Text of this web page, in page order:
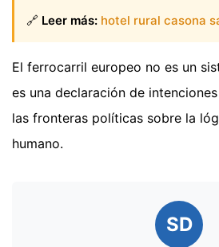
🔗 Leer más: hotel rural casona
El ferrocarril europeo no es un
es una declaración de
las fronteras políticas sobre la
humano.
SD